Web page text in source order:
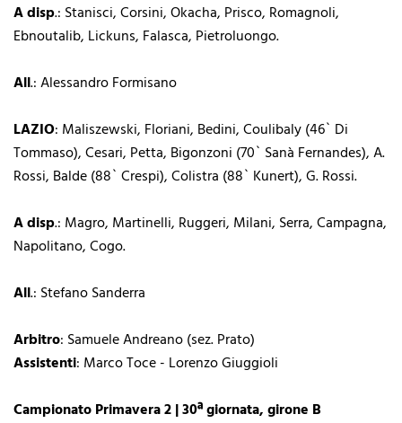
A disp.: Stanisci, Corsini, Okacha, Prisco, Romagnoli,
Ebnoutalib, Lickuns, Falasca, Pietroluongo.
All.: Alessandro Formisano
LAZIO: Maliszewski, Floriani, Bedini, Coulibaly (46` Di
Tommaso), Cesari, Petta, Bigonzoni (70` Sanà Fernandes), A.
Rossi, Balde (88` Crespi), Colistra (88` Kunert), G. Rossi.
A disp.: Magro, Martinelli, Ruggeri, Milani, Serra, Campagna,
Napolitano, Cogo.
All.: Stefano Sanderra
Arbitro: Samuele Andreano (sez. Prato)
Assistenti: Marco Toce - Lorenzo Giuggioli
Campionato Primavera 2 | 30ª giornata, girone B